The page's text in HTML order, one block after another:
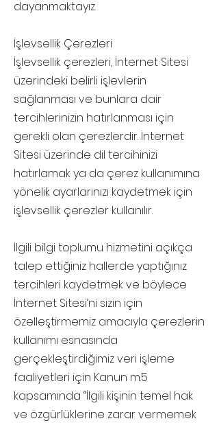
dayanmaktayız.
İşlevsellik Çerezleri
İşlevsellik çerezleri, İnternet Sitesi
üzerindeki belirli işlevlerin
sağlanması ve bunlara dair
tercihlerinizin hatırlanması için
gerekli olan çerezlerdir. İnternet
Sitesi üzerinde dil tercihinizi
hatırlamak ya da çerez kullanımına
yönelik ayarlarınızı kaydetmek için
işlevsellik çerezler kullanılır.
İlgili bilgi toplumu hizmetini açıkça
talep ettiğiniz hallerde yaptığınız
tercihleri kaydetmek ve böylece
İnternet Sitesi’ni sizin için
özelleştirmemiz amacıyla çerezlerin
kullanımı esnasında
gerçekleştirdiğimiz veri işleme
faaliyetleri için Kanun m.5
kapsamında “İlgili kişinin temel hak
ve özgürlüklerine zarar vermemek